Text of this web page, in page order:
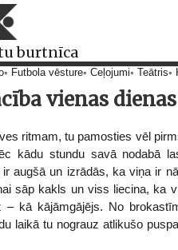
burtnīca
Futbola vēsture Ceļojumi Teātris
vienas
ritmam, tu pamosties vēl
kādu stundu savā nodabā
augšā un izrādās, ka viņa ir
sāp kakls un viss liecina, ka
– kā kājāmgājējs. No
laikā tu nograuz atlikušo